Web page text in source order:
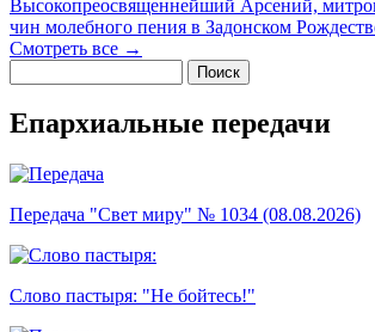
Высокопреосвященнейший Арсений,
чин молебного пения в Задонском
Смотреть все →
Епархиальные передачи
Передача "Свет миру" № 1034 (08.08.2026)
Слово пастыря: "Не бойтесь!"